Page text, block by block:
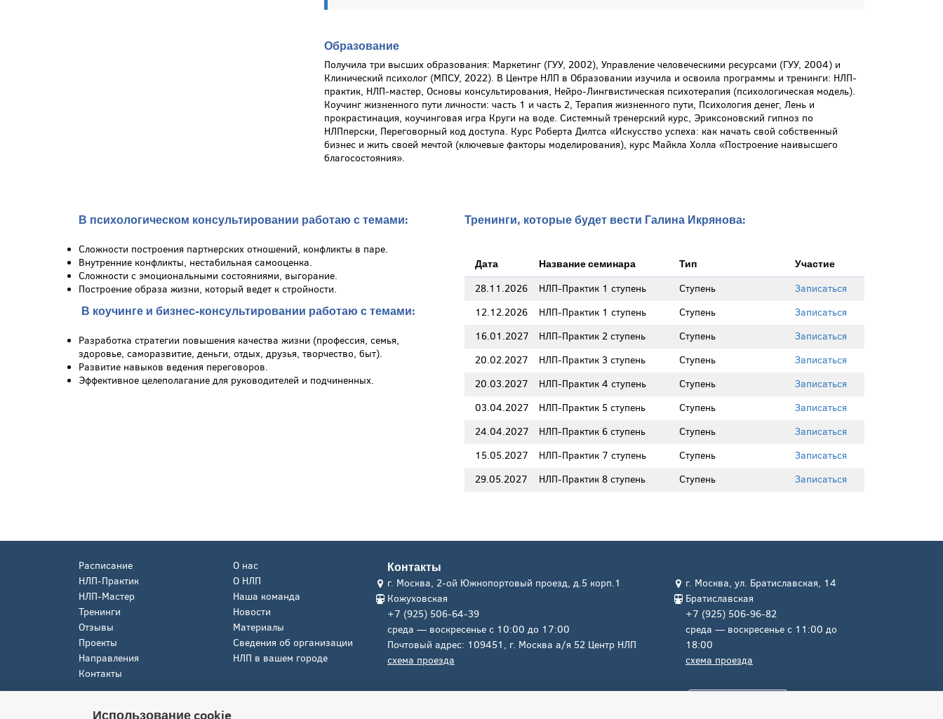
Образование
Получила три высших образования: Маркетинг (ГУУ, 2002), Управление человеческими ресурсами (ГУУ, 2004) и
Клинический психолог (МПСУ, 2022). В Центре НЛП в Образовании изучила и освоила программы и тренинги: НЛП-
практик, НЛП-мастер, Основы консультирования, Нейро-Лингвистическая психотерапия (психологическая модель).
Коучинг жизненного пути личности: часть 1 и часть 2, Терапия жизненного пути, Психология денег, Лень и
прокрастинация, коучинговая игра Круги на воде. Системный тренерский курс, Эриксоновский гипноз по
НЛПперски, Переговорный код доступа. Курс Роберта Дилтса «Искусство успеха: как начать свой собственный
бизнес и жить своей мечтой (ключевые факторы моделирования), курс Майкла Холла «Построение наивысшего
благосостояния».
В психологическом консультировании работаю с темами:
Сложности построения партнерских отношений, конфликты в паре.
Внутренние конфликты, нестабильная самооценка.
Сложности с эмоциональными состояниями, выгорание.
Построение образа жизни, который ведет к стройности.
В коучинге и бизнес-консультировании работаю с темами:
Разработка стратегии повышения качества жизни (профессия, семья,
здоровье, саморазвитие, деньги, отдых, друзья, творчество, быт).
Развитие навыков ведения переговоров.
Эффективное целеполагание для руководителей и подчиненных.
Тренинги, которые будет вести Галина Икрянова:
Дата Название семинара Тип Участие
28.11.2026 НЛП-Практик 1 ступень Ступень
Записаться
12.12.2026
НЛП-Практик 1 ступень Ступень
Записаться
16.01.2027
НЛП-Практик 2 ступень Ступень
Записаться
20.02.2027
НЛП-Практик 3 ступень Ступень
Записаться
20.03.2027
НЛП-Практик 4 ступень Ступень
Записаться
03.04.2027
НЛП-Практик 5 ступень Ступень
Записаться
24.04.2027
НЛП-Практик 6 ступень Ступень
Записаться
15.05.2027
НЛП-Практик 7 ступень Ступень
Записаться
29.05.2027
НЛП-Практик 8 ступень Ступень Записаться
Расписание
НЛП-Практик
НЛП-Мастер
Тренинги
Отзывы
Проекты
Направления
Контакты
О нас
О НЛП
Наша команда
Новости
Материалы
Сведения об организации
НЛП в вашем городе
Контакты
г. Москва, 2-ой Южнопортовый проезд, д.5 корп.1
Кожуховская
+7 (925) 506-64-39
среда — воскресенье с 10:00 до 17:00
Почтовый адрес: 109451, г. Москва а/я 52 Центр НЛП
схема проезда
г. Москва, ул. Братиславская, 14
Братиславская
+7 (925) 506-96-82
среда — воскресенье с 11:00 до
18:00
схема проезда
Использование cookie